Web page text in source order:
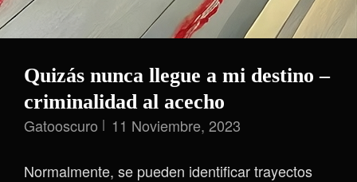
Quizás nunca llegue a mi destino –
criminalidad al acecho
Gatooscuro 11 Noviembre, 2023
Normalmente, se pueden identificar trayectos